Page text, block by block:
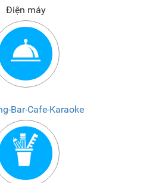
Điện máy
Bar-Cafe-Karaoke